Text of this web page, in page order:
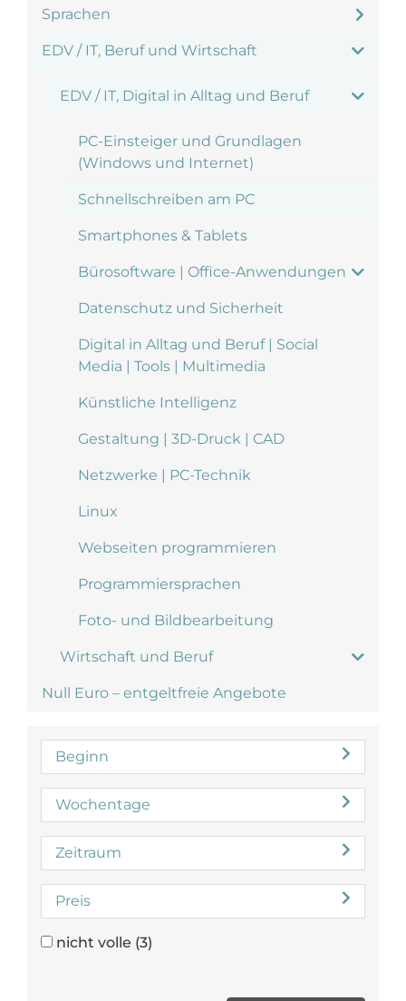
Sprachen
EDV / IT, Beruf und Wirtschaft
EDV / IT, Digital in Alltag und Beruf
PC-Einsteiger und Grundlagen
(Windows und Internet)
Schnellschreiben am PC
Smartphones & Tablets
Bürosoftware | Office-Anwendungen
Datenschutz und Sicherheit
Digital in Alltag und Beruf | Social
Media | Tools | Multimedia
Künstliche Intelligenz
Gestaltung | 3D-Druck | CAD
Netzwerke | PC-Technik
Linux
Webseiten programmieren
Programmiersprachen
Foto- und Bildbearbeitung
Wirtschaft und Beruf
Null Euro – entgeltfreie Angebote
Beginn
Wochentage
Zeitraum
Preis
nicht volle (3)